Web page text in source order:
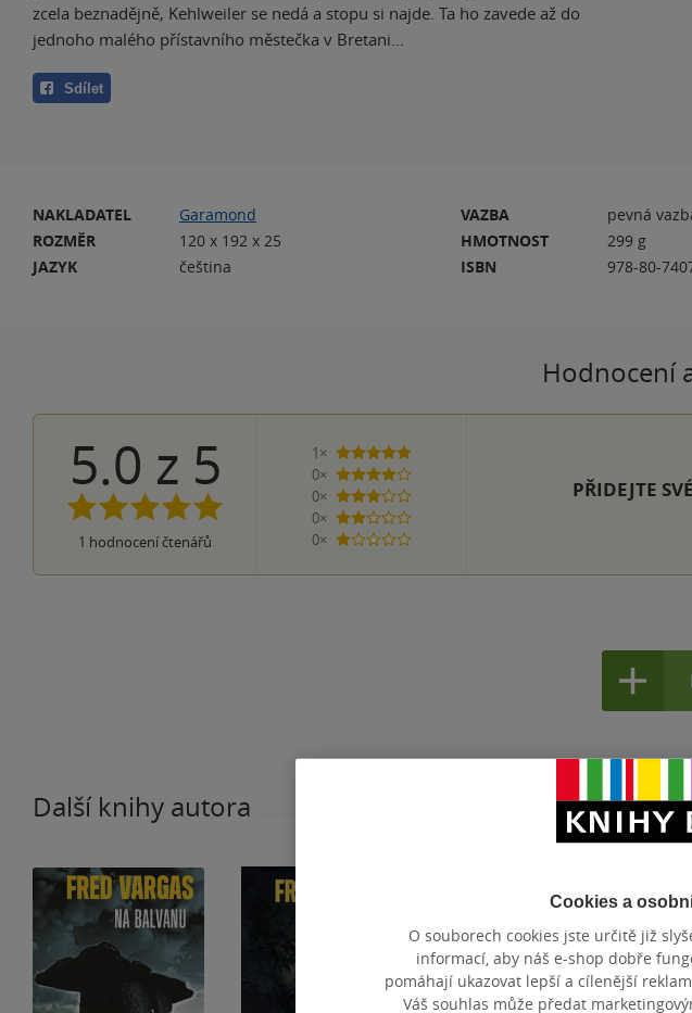
zcela beznadějně, Kehlweiler se nedá a stopu si najde. Ta ho zavede až do
jednoho malého přístavního městečka v Bretani…
Sdílet
NAKLADATEL
Garamond
ROZMĚR
120 x 192 x 25
JAZYK
čeština
VAZBA
pevná
HMOTNOST
299 g
ISBN
978-80-
Hodnocení
5.0 z 5
1 hodnocení čtenářů
1×
5 hvězdiček
0×
4 hvězdičky
0×
3 hvězdičky
0×
2 hvězdičky
0×
1 hvezdička
PŘIDEJTE
Další knihy autora
Cookies a
O souborech cookies jste určitě již
informací, aby náš e-shop dobře
pomáhají ukazovat lepší a cílenější
Váš souhlas může předat